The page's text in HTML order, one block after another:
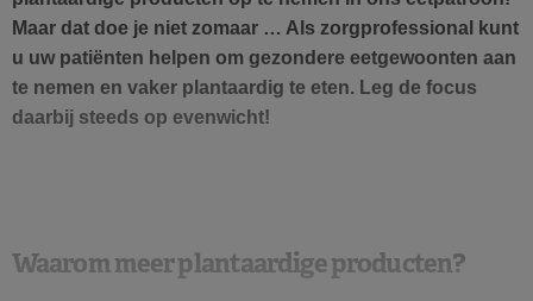
Maar dat doe je niet zomaar … Als zorgprofessional kunt
u uw patiënten helpen om gezondere eetgewoonten aan
te nemen en vaker plantaardig te eten. Leg de focus
daarbij steeds op evenwicht!
Waarom meer plantaardige producten?